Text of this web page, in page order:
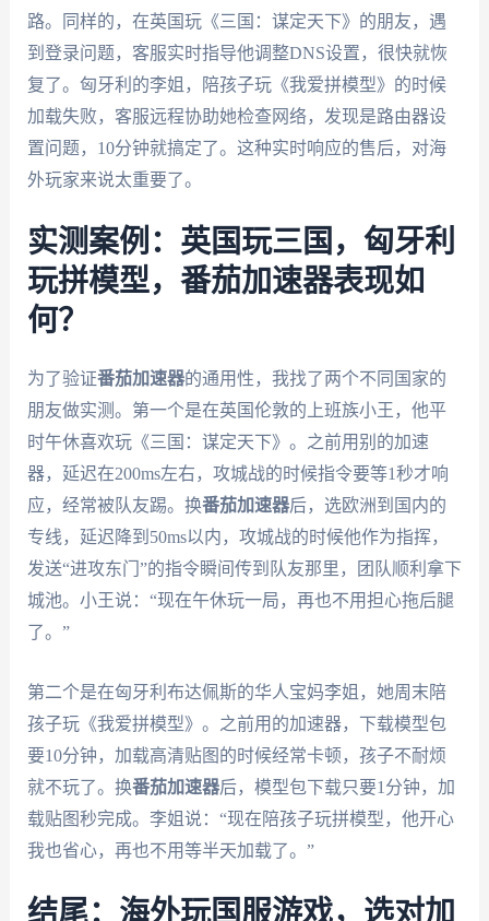
路。同样的，在英国玩《三国：谋定天下》的朋友，遇
到登录问题，客服实时指导他调整DNS设置，很快就恢
复了。匈牙利的李姐，陪孩子玩《我爱拼模型》的时候
加载失败，客服远程协助她检查网络，发现是路由器设
置问题，10分钟就搞定了。这种实时响应的售后，对海
外玩家来说太重要了。
实测案例：英国玩三国，匈牙利
玩拼模型，番茄加速器表现如
何？
为了验证番茄加速器的通用性，我找了两个不同国家的
朋友做实测。第一个是在英国伦敦的上班族小王，他平
时午休喜欢玩《三国：谋定天下》。之前用别的加速
器，延迟在200ms左右，攻城战的时候指令要等1秒才响
应，经常被队友踢。换番茄加速器后，选欧洲到国内的
专线，延迟降到50ms以内，攻城战的时候他作为指挥，
发送“进攻东门”的指令瞬间传到队友那里，团队顺利拿下
城池。小王说：“现在午休玩一局，再也不用担心拖后腿
了。”
第二个是在匈牙利布达佩斯的华人宝妈李姐，她周末陪
孩子玩《我爱拼模型》。之前用的加速器，下载模型包
要10分钟，加载高清贴图的时候经常卡顿，孩子不耐烦
就不玩了。换番茄加速器后，模型包下载只要1分钟，加
载贴图秒完成。李姐说：“现在陪孩子玩拼模型，他开心
我也省心，再也不用等半天加载了。”
结尾：海外玩国服游戏，选对加